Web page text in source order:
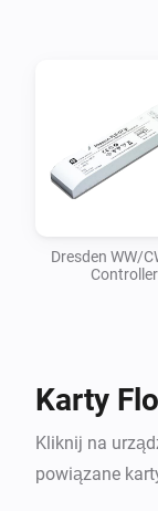
Dresden WW/
Controller
Karty
Kliknij na
powiązane